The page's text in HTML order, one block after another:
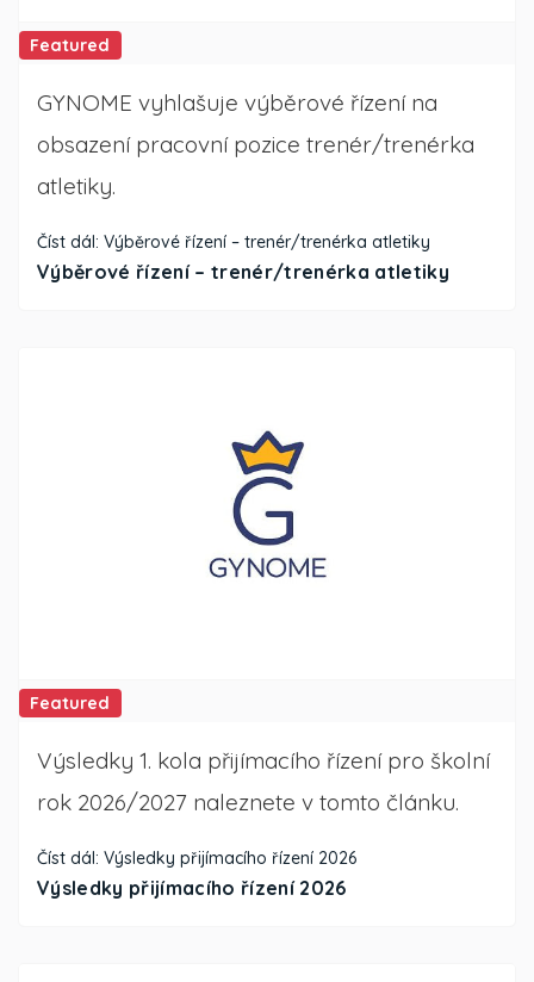
Featured
Výběrové řízení – trenér/trenérka atletiky
GYNOME vyhlašuje výběrové řízení na
obsazení pracovní pozice trenér/trenérka
atletiky.
Číst dál: Výběrové řízení – trenér/trenérka atletiky
Featured
Výsledky přijímacího řízení 2026
Výsledky 1. kola přijímacího řízení pro školní
rok 2026/2027 naleznete v tomto článku.
Číst dál: Výsledky přijímacího řízení 2026